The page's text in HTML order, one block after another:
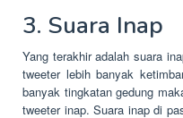
3. Suara Inap
Yang terakhir adalah suara
tweeter lebih banyak
banyak tingkatan gedung
tweeter inap. Suara inap di